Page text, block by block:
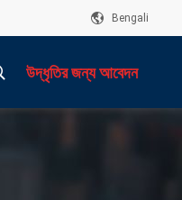
Bengali
উদ্ধৃতির জন্য আবেদন